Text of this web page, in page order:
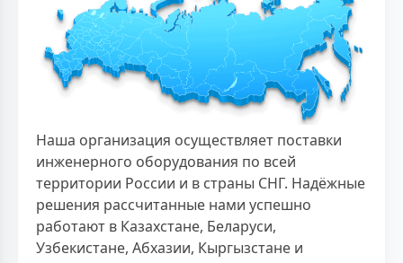
Наша организация осуществляет поставки
инженерного оборудования по всей
территории России и в страны СНГ. Надёжные
решения рассчитанные нами успешно
работают в Казахстане, Беларуси,
Узбекистане, Абхазии, Кыргызстане и